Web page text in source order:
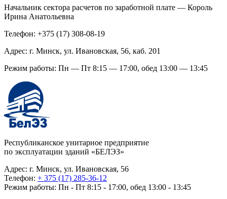
Начальник сектора расчетов по заработной плате — Король
Ирина Анатольевна
Телефон: +375 (17) 308-08-19
Адрес: г. Минск, ул. Ивановская, 56, каб. 201
Режим работы: Пн — Пт 8:15 — 17:00, обед 13:00 — 13:45
Республиканское унитарное предприятие
по эксплуатации зданий «БЕЛЭЗ»
Адрес: г. Минск, ул. Ивановская, 56
Телефон: + 375 (17) 285-36-12
Режим работы: Пн - Пт 8:15 - 17:00, обед 13:00 - 13:45